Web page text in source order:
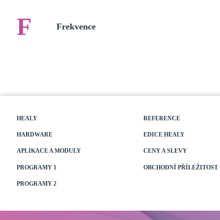
F Frekvence
HEALY
HARDWARE
APLIKACE A MODULY
PROGRAMY 1
PROGRAMY 2
REFERENCE
EDICE HEALY
CENY A SLEVY
OBCHODNÍ PŘÍLEŽITOST